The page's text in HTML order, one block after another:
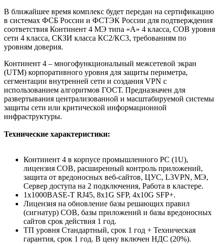
В ближайшее время комплекс будет передан на сертификацию
в системах ФСБ России и ФСТЭК России для подтверждения
соответствия Континент 4 МЭ типа «А» 4 класса, СОВ уровня
сети 4 класса, СКЗИ класса КС2/КС3, требованиям по
уровням доверия.
Континент 4 – многофункциональный межсетевой экран
(UTM) корпоративного уровня для защиты периметра,
сегментации внутренней сети и создания VPN с
использованием алгоритмов ГОСТ. Предназначен для
развертывания централизованной и масштабируемой системы
защиты сети или критической информационной
инфраструктуры.
Технические характеристики:
Континент 4 в корпусе промышленного PC (1U),
лицензия СОВ, расширенный контроль приложений,
защита от вредоносных веб-сайтов, ЦУС, L3VPN, МЭ,
Сервер доступа на 2 подключения, Работа в кластере.
1x1000BASE-T RJ45, 8x1G SFP, 4x10G SFP+.
Лицензия на обновление базы решающих правил
(сигнатур) СОВ, базы приложений и базы вредоносных
сайтов срок действия 1 год.
ТП уровня Стандартный, срок 1 год + Техническая
гарантия, срок 1 год. В цену включен НДС (20%).